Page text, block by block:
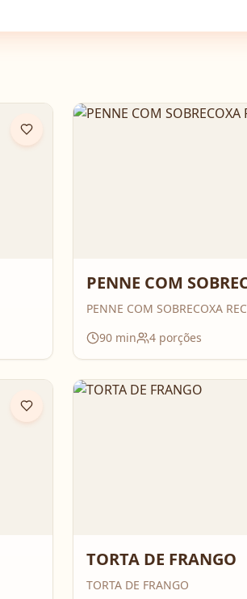
PENNE COM
PENNE COM SOBRECOXA
90 min 4 porções
TORTA DE FRANGO
TORTA DE FRANGO